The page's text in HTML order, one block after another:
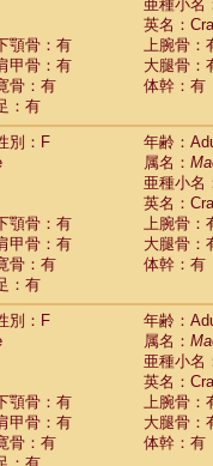
亜種小名
英名：
顎骨：有
上腕骨：
甲骨：有
大腿骨：
骨：有
体幹：有
：有
別：F
年齢：
属名：
亜種小名
英名：
顎骨：有
上腕骨：
甲骨：有
大腿骨：
骨：有
体幹：有
：有
別：F
年齢：
属名：
亜種小名
英名：
顎骨：有
上腕骨：
甲骨：有
大腿骨：
骨：有
体幹：有